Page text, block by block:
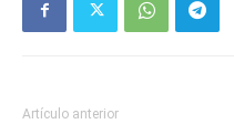
Artículo anterior